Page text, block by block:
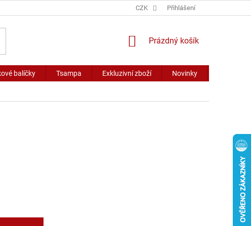
CZK Přihlášení
NÁKUPNÍ
Prázdný košík
balíčky Tsampa Exkluzivní zboží Novinky